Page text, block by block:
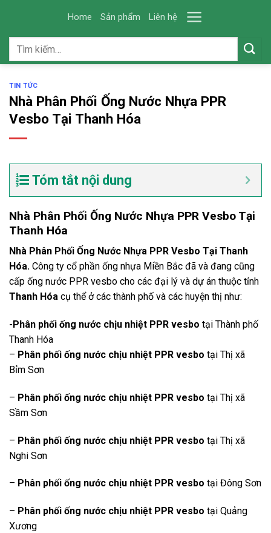
content
Home Sản phẩm Liên hệ
Tìm
TIN TỨC
Nhà Phân Phối Ống Nước Nhựa PPR
Vesbo Tại Thanh Hóa
Tóm tắt nội dung
Nhà Phân Phối Ống Nước Nhựa PPR Vesbo Tại
Thanh Hóa
Nhà Phân Phối Ống Nước Nhựa PPR Vesbo Tại Thanh
Hóa. Công ty cổ phần ống nhựa Miền Bắc đã và đang cũng
cấp ống nước PPR vesbo cho các đại lý và dự án thuộc tỉnh
Thanh Hóa cụ thể ở các thành phố và các huyện thị như:
-Phân phối ống nước chịu nhiệt PPR vesbo tại Thành phố
Thanh Hóa
– Phân phối ống nước chịu nhiệt PPR vesbo tại Thị xã
Bỉm Sơn
– Phân phối ống nước chịu nhiệt PPR vesbo tại Thị xã
Sầm Sơn
– Phân phối ống nước chịu nhiệt PPR vesbo tại Thị xã
Nghi Sơn
– Phân phối ống nước chịu nhiệt PPR vesbo tại Đông Sơn
– Phân phối ống nước chịu nhiệt PPR vesbo tại Quảng
Xương